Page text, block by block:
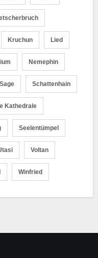
Kruchun Lied
Nemephin
Sage Schattenhain
Kathedrale
Seelentümpel
Voltan
Winfried